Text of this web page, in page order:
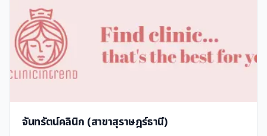
จันทรัตน์คลินิก (สาขาสุราษฎร์ธานี)